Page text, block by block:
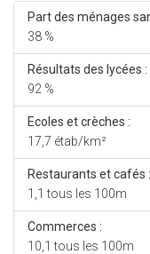
Part des ménages
38 %
Résultats des lycées :
92 %
Ecoles et crèches :
17,7 étab/km²
Restaurants et cafés :
1,1 tous les 100m
Commerces :
10,1 tous les 100m